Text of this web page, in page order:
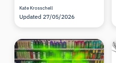
Kate Krosschell
Updated 27/05/2026